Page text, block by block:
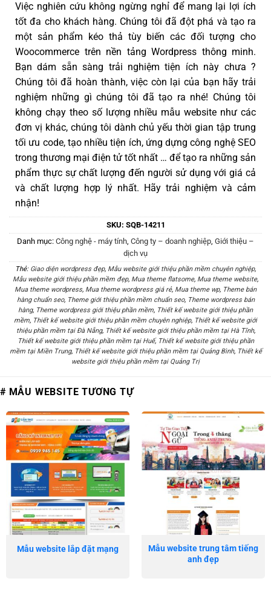
Việc nghiên cứu không ngừng nghỉ để mang lại lợi ích
tốt đa cho khách hàng. Chúng tôi đã đột phá và tạo ra
một sản phẩm kéo thả tùy biến các đối tượng cho
Woocommerce trên nền tảng Wordpress thông minh.
Bạn dám sẵn sàng trải nghiệm tiện ích này chưa ?
Chúng tôi đã hoàn thành, việc còn lại của bạn hãy trải
nghiệm những gì chúng tôi đã tạo ra nhé! Chúng tôi
không chạy theo số lượng nhiều mẫu website như các
đơn vị khác, chúng tôi dành chủ yếu thời gian tập trung
tối ưu code, tạo nhiều tiện ích, ứng dựng công nghệ SEO
trong thương mại điện tử tốt nhất … để tạo ra những sản
phẩm thực sự chất lượng đến người sử dụng với giá cả
và chất lượng hợp lý nhất. Hãy trải nghiệm và cảm
nhận!
SKU: SQB-14211
Danh mục: Công nghệ - máy tính, Công ty – doanh nghiệp, Giới thiệu –
dịch vụ
Thẻ: Giao diện wordpress đẹp, Mẫu website giới thiệu phần mềm chuyên nghiệp,
Mẫu website giới thiệu phần mềm đẹp, Mua theme flatsome, Mua theme website,
Mua theme wordpress, Mua theme wordpress giá rẻ, Mua theme wp, Theme bán
hàng chuẩn seo, Theme giới thiệu phần mềm chuẩn seo, Theme wordpress bán
hàng, Theme wordpress giới thiệu phần mềm, Thiết kế website giới thiệu phần
mềm, Thiết kế website giới thiệu phần mềm chuyên nghiệp, Thiết kế website giới
thiệu phần mềm tại Đà Nẵng, Thiết kế website giới thiệu phần mềm tại Hà Tĩnh,
Thiết kế website giới thiệu phần mềm tại Huế, Thiết kế website giới thiệu phần
mềm tại Miền Trung, Thiết kế website giới thiệu phần mềm tại Quảng Bình, Thiết kế
website giới thiệu phần mềm tại Quảng Trị
# MẪU WEBSITE TƯƠNG TỰ
Mẫu website lắp đặt mạng
Mẫu website trung tâm tiếng
anh đẹp